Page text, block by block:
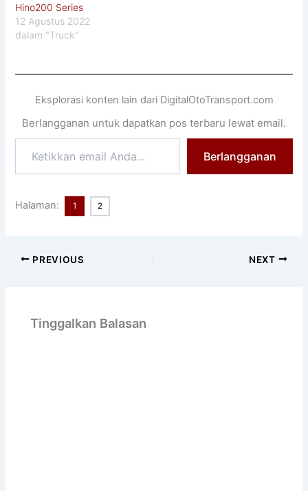
Hino200 Series
12 Agustus 2022
dalam "Truck"
Eksplorasi konten lain dari DigitalOtoTransport.com
Berlangganan untuk dapatkan pos terbaru lewat email.
email
Anda...
Berlangganan
Halaman: 1 2
PREVIOUS NEXT
Tinggalkan Balasan